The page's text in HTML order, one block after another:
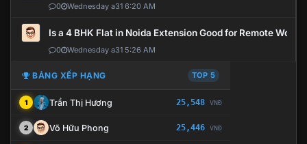
0 Wednesday a31 6:20 AM
Is a 4 BHK Flat in Noida Extension Good for Remote Work?
0 Wednesday a31 5:26 AM
BẢNG XẾP HẠNG TOP 5
1 Trần Thị Hương 25,548 VNĐ
2 Võ Hữu Phong 25,446 VNĐ